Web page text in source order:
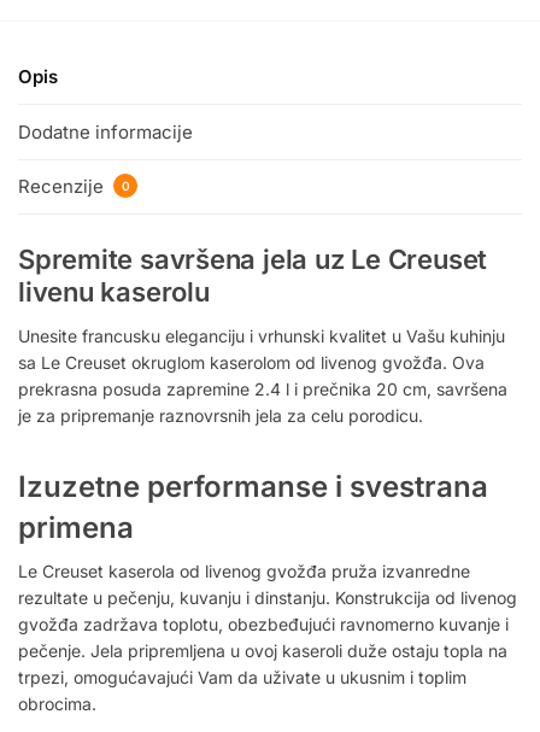
Opis
Dodatne informacije
Recenzije 0
Spremite savršena jela uz Le Creuset
livenu kaserolu
Unesite francusku eleganciju i vrhunski kvalitet u Vašu kuhinju
sa Le Creuset okruglom kaserolom od livenog gvožđa. Ova
prekrasna posuda zapremine 2.4 l i prečnika 20 cm, savršena
je za pripremanje raznovrsnih jela za celu porodicu.
Izuzetne performanse i svestrana
primena
Le Creuset kaserola od livenog gvožđa pruža izvanredne
rezultate u pečenju, kuvanju i dinstanju. Konstrukcija od livenog
gvožđa zadržava toplotu, obezbeđujući ravnomerno kuvanje i
pečenje. Jela pripremljena u ovoj kaseroli duže ostaju topla na
trpezi, omogućavajući Vam da uživate u ukusnim i toplim
obrocima.